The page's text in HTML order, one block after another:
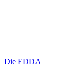
Die EDDA